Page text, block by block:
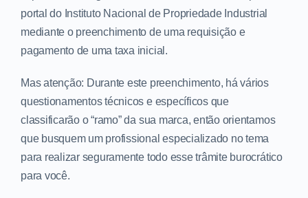
portal do Instituto Nacional de Propriedade Industrial
mediante o preenchimento de uma requisição e
pagamento de uma taxa inicial.
Mas atenção: Durante este preenchimento, há vários
questionamentos técnicos e específicos que
classificarão o “ramo” da sua marca, então orientamos
que busquem um profissional especializado no tema
para realizar seguramente todo esse trâmite burocrático
para você.